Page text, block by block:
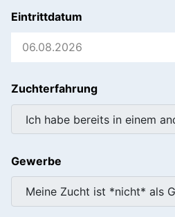
Eintrittdatum
Zuchterfahrung
Gewerbe